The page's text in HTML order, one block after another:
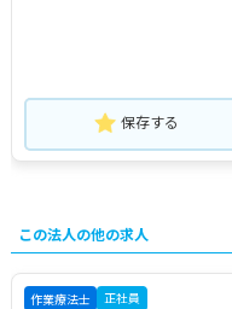
保存する
この法人の他の求人
作業療法士 正社員